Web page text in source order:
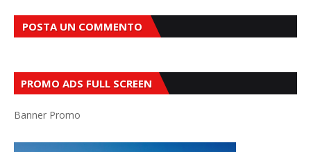
POSTA UN COMMENTO
PROMO ADS FULL SCREEN
Banner Promo